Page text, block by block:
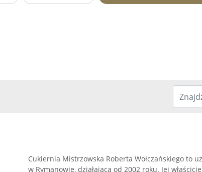
Cukiernia Mistrzowska Roberta Wołczańskiego to
w Rymanowie, działająca od 2002 roku. Jej